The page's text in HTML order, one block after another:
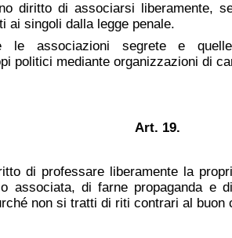
diritto di associarsi liberamente,
ai singoli dalla legge penale.
le associazioni segrete e
politici mediante organizzazioni di
Art. 19.
di professare liberamente la
associata, di farne propaganda e
non si tratti di riti contrari al buon